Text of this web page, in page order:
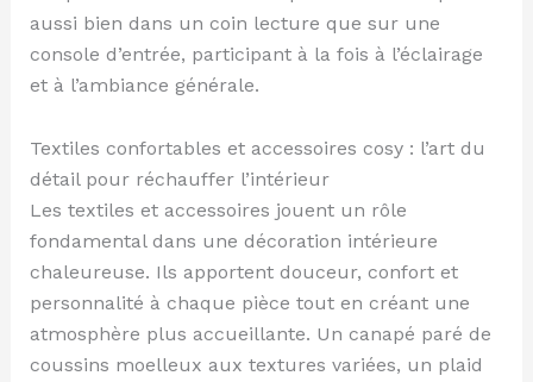
aussi bien dans un coin lecture que sur une
console d’entrée, participant à la fois à l’éclairage
et à l’ambiance générale.
Textiles confortables et accessoires cosy : l’art du
détail pour réchauffer l’intérieur
Les textiles et accessoires jouent un rôle
fondamental dans une décoration intérieure
chaleureuse. Ils apportent douceur, confort et
personnalité à chaque pièce tout en créant une
atmosphère plus accueillante. Un canapé paré de
coussins moelleux aux textures variées, un plaid